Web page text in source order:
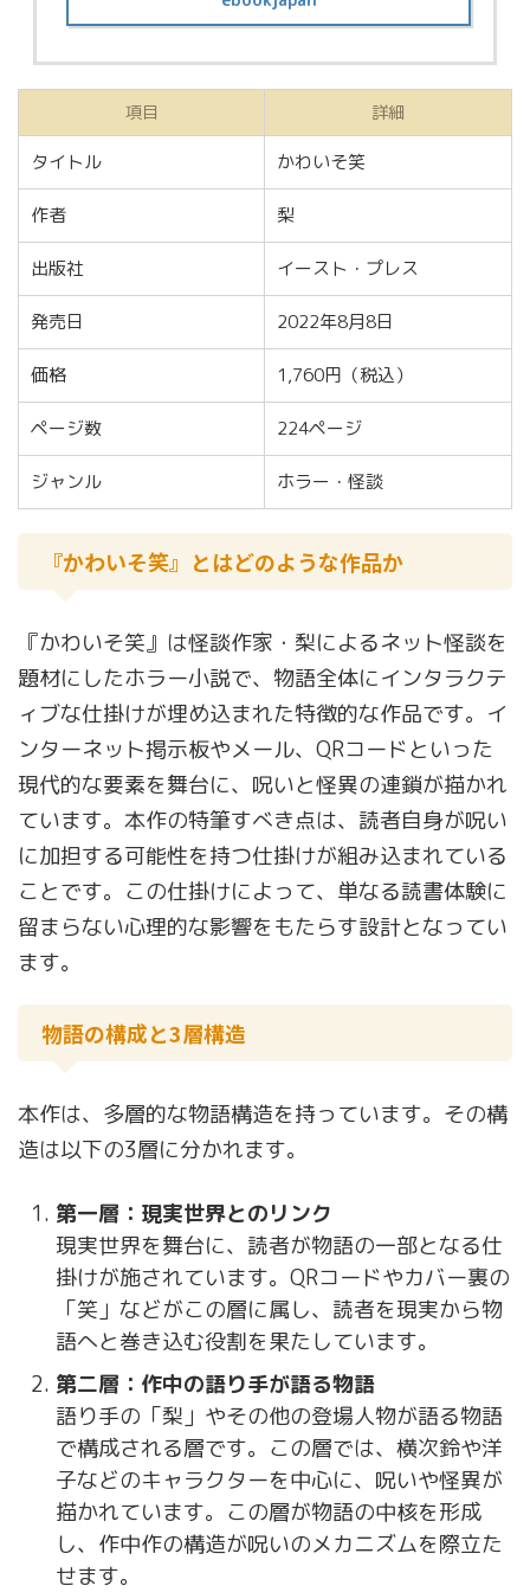
項目 詳細
タイトル かわいそ笑
作者 梨
出版社 イースト・プレス
発売日 2022年8月8日
価格 1,760円（税込）
ページ数 224ページ
ジャンル ホラー・怪談
『かわいそ笑』とはどのような作品か
『かわいそ笑』は怪談作家・梨によるネット怪談を
題材にしたホラー小説で、物語全体にインタラクテ
ィブな仕掛けが埋め込まれた特徴的な作品です。イ
ンターネット掲示板やメール、QRコードといった
現代的な要素を舞台に、呪いと怪異の連鎖が描かれ
ています。本作の特筆すべき点は、読者自身が呪い
に加担する可能性を持つ仕掛けが組み込まれている
ことです。この仕掛けによって、単なる読書体験に
留まらない心理的な影響をもたらす設計となってい
ます。
物語の構成と3層構造
本作は、多層的な物語構造を持っています。その構
造は以下の3層に分かれます。
第一層：現実世界とのリンク
現実世界を舞台に、読者が物語の一部となる仕
掛けが施されています。QRコードやカバー裏の
「笑」などがこの層に属し、読者を現実から物
語へと巻き込む役割を果たしています。
第二層：作中の語り手が語る物語
語り手の「梨」やその他の登場人物が語る物語
で構成される層です。この層では、横次鈴や洋
子などのキャラクターを中心に、呪いや怪異が
描かれています。この層が物語の中核を形成
し、作中作の構造が呪いのメカニズムを際立た
せます。